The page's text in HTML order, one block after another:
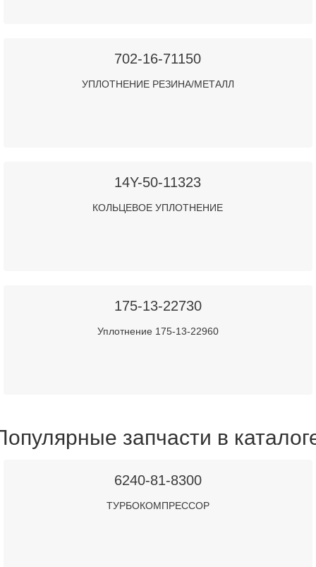
702-16-71150
УПЛОТНЕНИЕ РЕЗИНА/МЕТАЛЛ
14Y-50-11323
КОЛЬЦЕВОЕ УПЛОТНЕНИЕ
175-13-22730
Уплотнение 175-13-22960
запчасти в
6240-81-8300
ТУРБОКОМПРЕССОР